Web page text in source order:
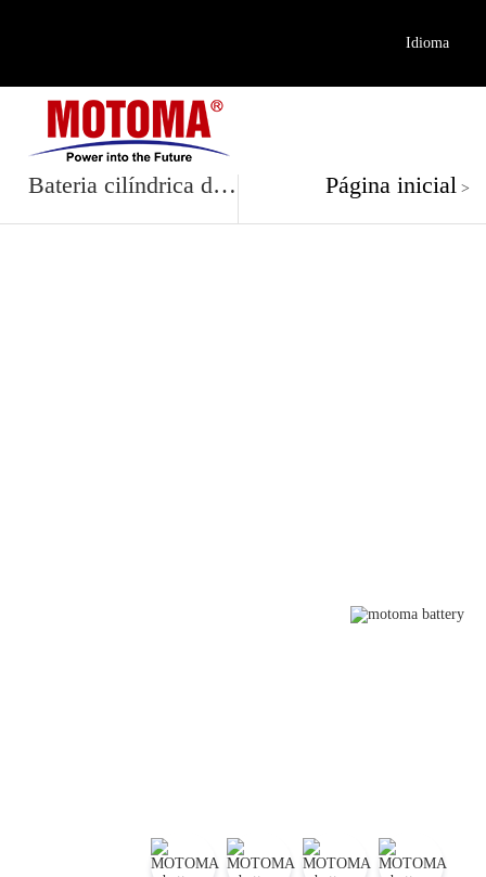
Idioma
Bateria cilíndrica de iões de lítio Página inicial >